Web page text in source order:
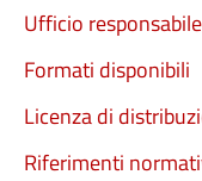
Ufficio responsabile
Formati disponibili
Licenza di
Riferimenti